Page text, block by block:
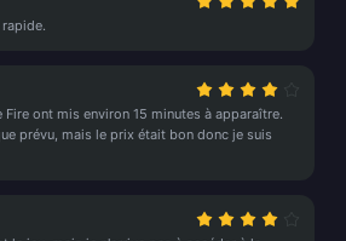
Fire ont mis environ 15 minutes à apparaître.
prévu, mais le prix était bon donc je suis